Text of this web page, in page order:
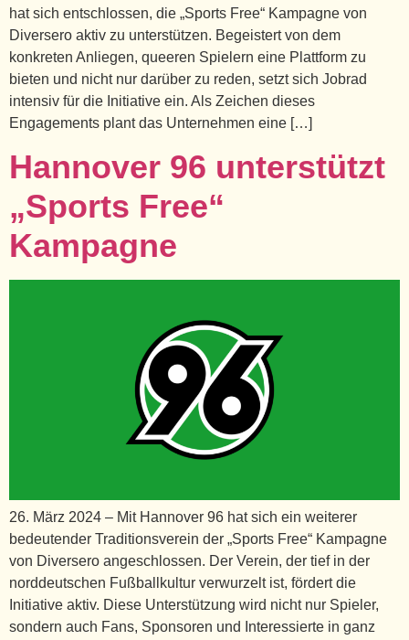
hat sich entschlossen, die „Sports Free“ Kampagne von
Diversero aktiv zu unterstützen. Begeistert von dem
konkreten Anliegen, queeren Spielern eine Plattform zu
bieten und nicht nur darüber zu reden, setzt sich Jobrad
intensiv für die Initiative ein. Als Zeichen dieses
Engagements plant das Unternehmen eine […]
Hannover 96 unterstützt
„Sports Free“
Kampagne
26. März 2024 – Mit Hannover 96 hat sich ein weiterer
bedeutender Traditionsverein der „Sports Free“ Kampagne
von Diversero angeschlossen. Der Verein, der tief in der
norddeutschen Fußballkultur verwurzelt ist, fördert die
Initiative aktiv. Diese Unterstützung wird nicht nur Spieler,
sondern auch Fans, Sponsoren und Interessierte in ganz